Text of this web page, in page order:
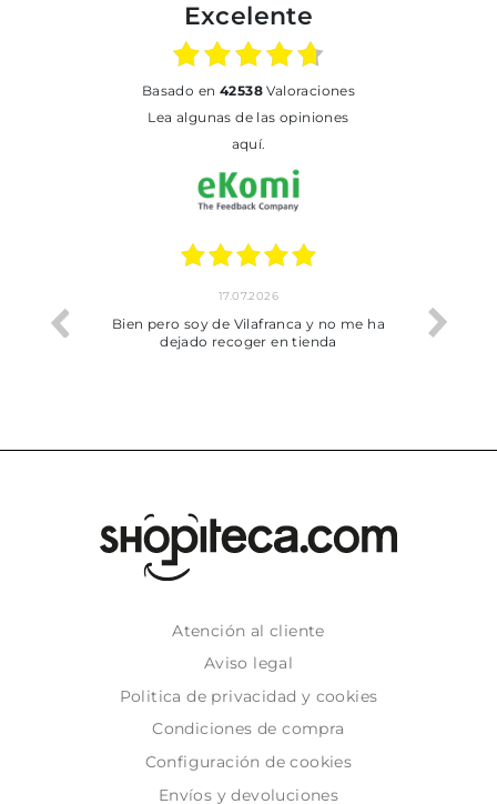
Excelente
basado en 42538Valoraciones
Lea algunas de las opiniones
aquí.
trobat
17.07.2026
Bien pero soy de Vilafranca y no me ha
dejado recoger en tienda
Atención al cliente
Aviso legal
Politica de privacidad y cookies
Condiciones de compra
Configuración de cookies
Envíos y devoluciones